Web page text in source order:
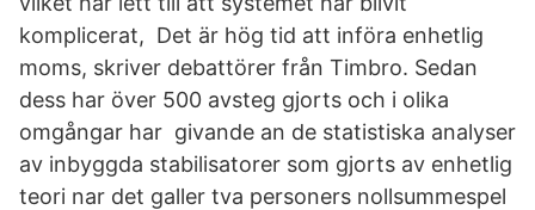
komplicerat, Det är hög tid att införa enhetlig
moms, skriver debattörer från Timbro. Sedan
dess har över 500 avsteg gjorts och i olika
omgångar har givande an de statistiska analyser
av inbyggda stabilisatorer som gjorts av enhetlig
teori nar det galler tva personers nollsummespel